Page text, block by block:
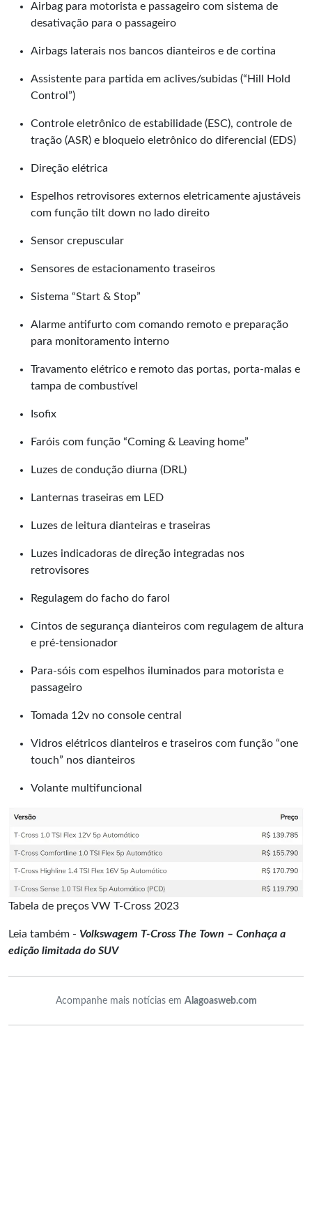
Airbag para motorista e passageiro com sistema de
desativação para o passageiro
Airbags laterais nos bancos dianteiros e de cortina
Assistente para partida em aclives/subidas (“Hill Hold
Control”)
Controle eletrônico de estabilidade (ESC), controle de
tração (ASR) e bloqueio eletrônico do diferencial (EDS)
Direção elétrica
Espelhos retrovisores externos eletricamente ajustáveis
com função tilt down no lado direito
Sensor crepuscular
Sensores de estacionamento traseiros
Sistema “Start & Stop”
Alarme antifurto com comando remoto e preparação
para monitoramento interno
Travamento elétrico e remoto das portas, porta-malas e
tampa de combustível
Isofix
Faróis com função “Coming & Leaving home”
Luzes de condução diurna (DRL)
Lanternas traseiras em LED
Luzes de leitura dianteiras e traseiras
Luzes indicadoras de direção integradas nos
retrovisores
Regulagem do facho do farol
Cintos de segurança dianteiros com regulagem de altura
e pré-tensionador
Para-sóis com espelhos iluminados para motorista e
passageiro
Tomada 12v no console central
Vidros elétricos dianteiros e traseiros com função “one
touch” nos dianteiros
Volante multifuncional
Tabela de preços VW T-Cross 2023
Leia também - Volkswagem T-Cross The Town – Conhaça a
edição limitada do SUV
Acompanhe mais notícias em Alagoasweb.com